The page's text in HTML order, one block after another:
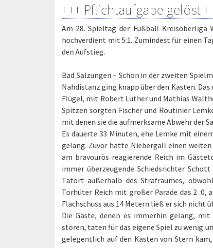
+++ Pflichtaufgabe gelöst
Am 28. Spieltag der Fußball-Kreisoberliga
hochverdient mit 5:1. Zumindest für einen
den Aufstieg.
Bad Salzungen – Schon in der zweiten
Nahdistanz ging knapp über den Kasten.
Flügel, mit Robert Luther und Mathias
Spitzen sorgten Fischer und Routinier
mit denen sie die aufmerksame Abwehr der
Es dauerte 33 Minuten, ehe Lemke mit
gelang. Zuvor hatte Niebergall einen
am bravourös reagierende Reich im
immer überzeugende Schiedsrichter
Tatort außerhalb des Strafraumes,
Torhüter Reich mit großer Parade das 2 :0,
Flachschuss aus 14 Metern ließ er sich nicht
Die Gäste, denen es immerhin gelang,
stören, taten für das eigene Spiel zu wenig
gelegentlich auf den Kasten von Stern